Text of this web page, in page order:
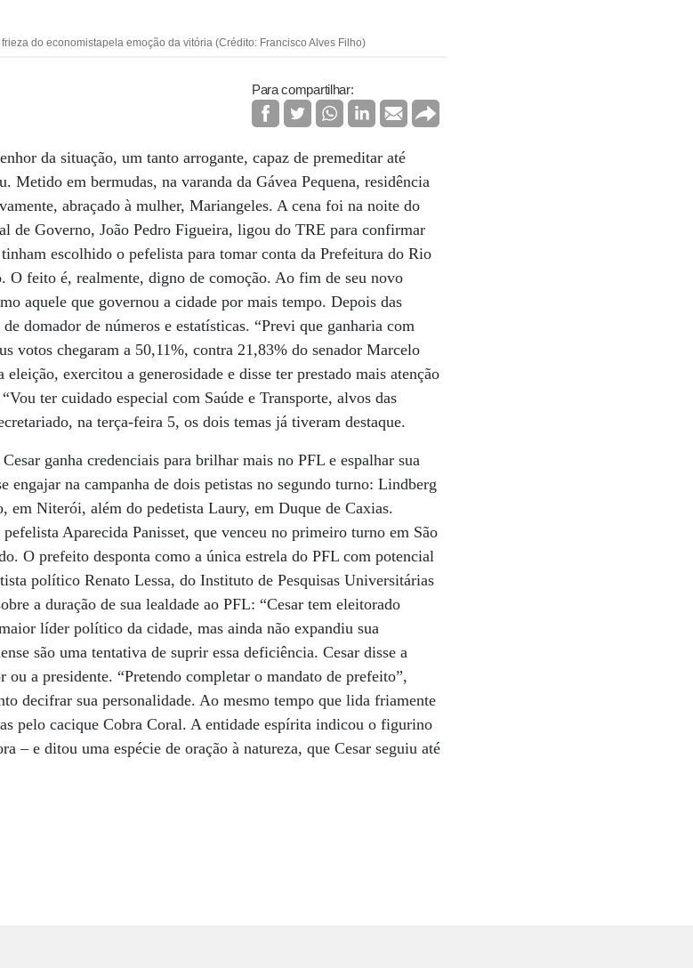
do economistapela emoção da vitória (Crédito: Francisco Alves Filho)
Para compartilhar:
da situação, um tanto arrogante, capaz de premeditar até
Metido em bermudas, na varanda da Gávea Pequena, residência
abraçado à mulher, Mariangeles. A cena foi na noite do
de Governo, João Pedro Figueira, ligou do TRE para confirmar
escolhido o pefelista para tomar conta da Prefeitura do Rio
O feito é, realmente, digno de comoção. Ao fim de seu novo
aquele que governou a cidade por mais tempo. Depois das
domador de números e estatísticas. “Previ que ganharia com
votos chegaram a 50,11%, contra 21,83% do senador Marcelo
exercitou a generosidade e disse ter prestado mais atenção
ter cuidado especial com Saúde e Transporte, alvos das
na terça-feira 5, os dois temas já tiveram destaque.
ganha credenciais para brilhar mais no PFL e espalhar sua
na campanha de dois petistas no segundo turno: Lindberg
em Niterói, além do pedetista Laury, em Duque de Caxias.
Aparecida Panisset, que venceu no primeiro turno em São
O prefeito desponta como a única estrela do PFL com potencial
político Renato Lessa, do Instituto de Pesquisas Universitárias
a duração de sua lealdade ao PFL: “Cesar tem eleitorado
líder político da cidade, mas ainda não expandiu sua
são uma tentativa de suprir essa deficiência. Cesar disse a
ou a presidente. “Pretendo completar o mandato de prefeito”,
decifrar sua personalidade. Ao mesmo tempo que lida friamente
pelo cacique Cobra Coral. A entidade espírita indicou o figurino
– e ditou uma espécie de oração à natureza, que Cesar seguiu até